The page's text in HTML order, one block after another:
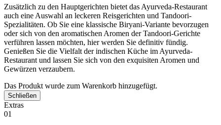
Zusätzlich zu den Hauptgerichten bietet das Ayurveda-Restaurant
auch eine Auswahl an leckeren Reisgerichten und Tandoori-
Spezialitäten. Ob Sie eine klassische Biryani-Variante bevorzugen
oder sich von den aromatischen Aromen der Tandoori-Gerichte
verführen lassen möchten, hier werden Sie definitiv fündig.
Genießen Sie die Vielfalt der indischen Küche im Ayurveda-
Restaurant und lassen Sie sich von den exquisiten Aromen und
Gewürzen verzaubern.
Das Produkt wurde zum Warenkorb hinzugefügt.
Schließen
Extras
01